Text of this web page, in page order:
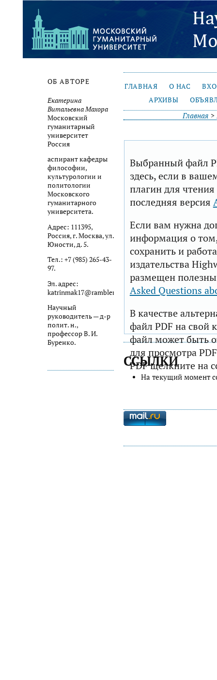
ОБ АВТОРЕ
Екатерина
Витальевна Махора
Московский
гуманитарный
университет
Россия
аспирант кафедры
философии,
культурологии и
политологии
Московского
гуманитарного
университета.
Адрес: 111395,
Россия, г. Москва, ул.
Юности, д. 5.
Тел.: +7 (985) 265-43-
97.
Эл. адрес:
katrinmak17@rambler.ru
Научный
руководитель — д-р
полит. н.,
профессор В. И.
Буренко.
ГЛАВНАЯ О НАС
АРХИВЫ
Главная >
Выбранный файл
здесь, если в
плагин для
последняя версия
Если вам нужна
информация о том,
сохранить и
издательства
размещен
Asked Questions
В качестве
файл PDF на свой
файл может быть
для просмотра
PDF щелкните на
ССЫЛКИ
На текущий момент